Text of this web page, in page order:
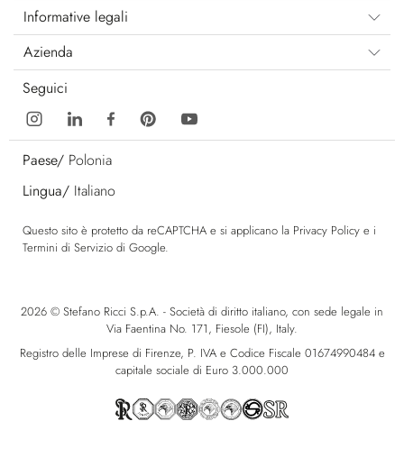
Informative legali
Azienda
Seguici
Paese/ Polonia
Lingua/ Italiano
Questo sito è protetto da reCAPTCHA e si applicano la Privacy Policy e i
Termini di Servizio di Google.
2026 © Stefano Ricci S.p.A. - Società di diritto italiano, con sede legale in
Via Faentina No. 171, Fiesole (FI), Italy.
Registro delle Imprese di Firenze, P. IVA e Codice Fiscale 01674990484 e
capitale sociale di Euro 3.000.000